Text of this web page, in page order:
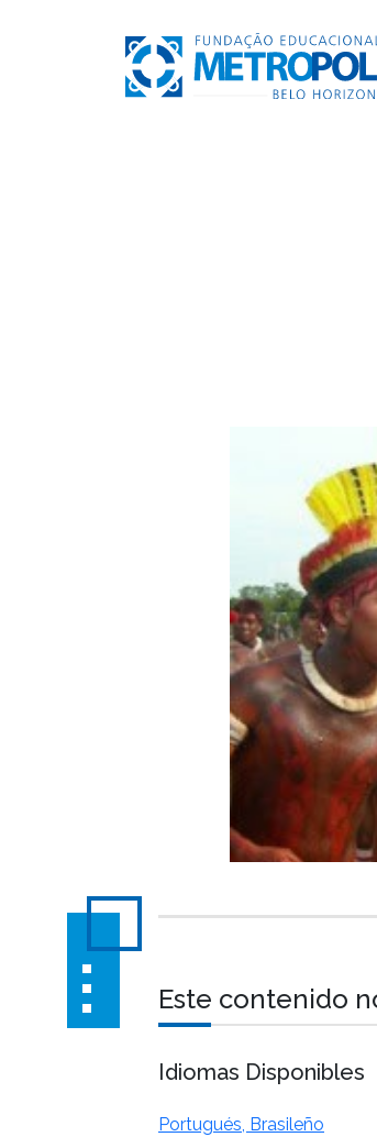
Este contenido
Idiomas Disponibles
Portugués, Brasileño